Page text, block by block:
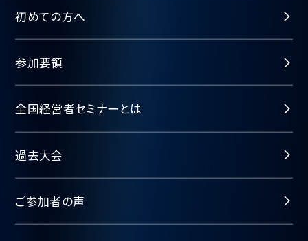
初めての方へ
参加要領
全国経営者セミナーとは
過去大会
ご参加者の声